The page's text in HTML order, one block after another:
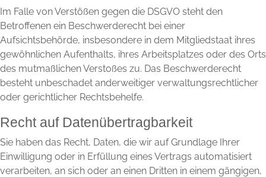
Im Falle von Verstößen gegen die DSGVO steht den
Betroffenen ein Beschwerderecht bei einer
Aufsichtsbehörde, insbesondere in dem Mitgliedstaat ihres
gewöhnlichen Aufenthalts, ihres Arbeitsplatzes oder des Orts
des mutmaßlichen Verstoßes zu. Das Beschwerderecht
besteht unbeschadet anderweitiger verwaltungsrechtlicher
oder gerichtlicher Rechtsbehelfe.
Recht auf Daten­übertrag­barkeit
Sie haben das Recht, Daten, die wir auf Grundlage Ihrer
Einwilligung oder in Erfüllung eines Vertrags automatisiert
verarbeiten, an sich oder an einen Dritten in einem gängigen,